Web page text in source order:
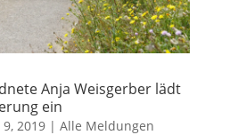
Anja Weisgerber lädt
ein
9, 2019| Alle Meldungen